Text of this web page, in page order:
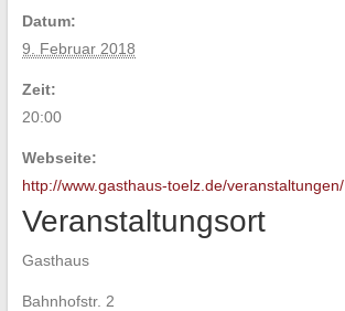
Datum:
9. Februar 2018
Zeit:
20:00
Webseite:
http://www.gasthaus-toelz.de/veranstaltungen/
Veranstaltungsort
Gasthaus
Bahnhofstr. 2